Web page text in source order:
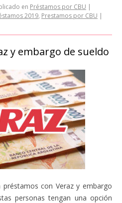
en Préstamos por CBU |
2019, Prestamos por CBU |
y embargo de sueldo
con Veraz y embargo
personas tengan una opción